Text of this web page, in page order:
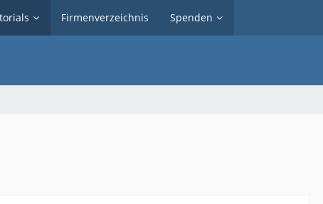
Firmenverzeichnis Spenden